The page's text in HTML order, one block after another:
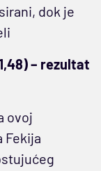
dok je
– rezultat
ovoj
Fekija